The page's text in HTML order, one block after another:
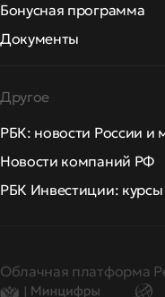
Бонусная программа
Документы
Другое
РБК: новости России и
Новости компаний РФ
РБК Инвестиции:
Облачная платформа